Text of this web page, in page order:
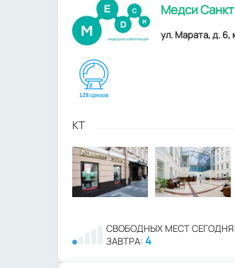
Медси
ул. Марата, д. 6,
КТ
СВОБОДНЫХ МЕСТ СЕГОДНЯ:
ЗАВТРА: 4